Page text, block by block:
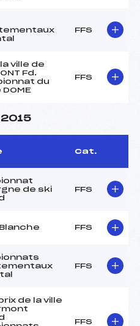
FFS
la ville de
Fd.
du
DOME
FFS
Cat.
de ski
FFS
FFS
FFS
de la ville
FFS